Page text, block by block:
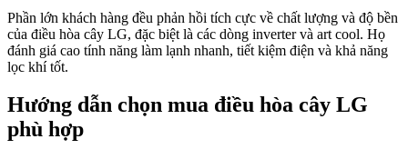
Phần lớn khách hàng đều phản hồi tích cực về chất lượng và độ bền
của điều hòa cây LG, đặc biệt là các dòng inverter và art cool. Họ
đánh giá cao tính năng làm lạnh nhanh, tiết kiệm điện và khả năng
lọc khí tốt.
Hướng dẫn chọn mua điều hòa cây LG
phù hợp